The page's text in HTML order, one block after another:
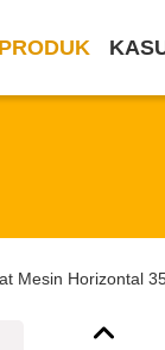
PRODUK
Mesin Horizontal